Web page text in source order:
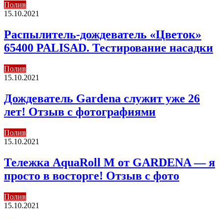
Полив
15.10.2021
Распылитель-дождеватель «Цветок»
65400 PALISAD. Тестирование насадки
Полив
15.10.2021
Дождеватель Gardena служит уже 26
лет! Отзыв с фотографиями
Полив
15.10.2021
Тележка AquaRoll M от GARDENA — я
просто в восторге! Отзыв с фото
Полив
15.10.2021